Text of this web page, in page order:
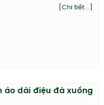
[Chi tiết...]
áo dài điệu đà xuống